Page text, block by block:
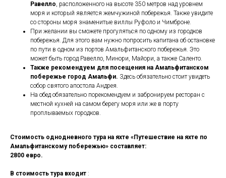
Равелло, расположенного на высоте 350 метров над уровнем
моря и который является жемчужиной побережья. Также увидите
со стороны моря знаменитые виллы Руфоло и Чимброне.
При желании вы сможете прогуляться по одному из городков
побережья. Для этого вам нужно попросить капитана об остановке
по пути в одном из портов Амальфитанского побережья. Это
может быть город Равелло, Минори, Майори, а также Саленто.
Также рекомендуем для посещения на Амальфитанском
побережье город Амальфи. Здесь обязательно стоит увидеть
собор святого апостола Андрея.
На обед обязательно порекомендуем и забронируем ресторан с
местной кухней на самом берегу моря или же в порту
проплываемых городков.
Стоимость однодневного тура на яхте «Путешествие на яхте по
Амальфитанскому побережью» составляет:
2800 евро.
В стоимость тура входит :